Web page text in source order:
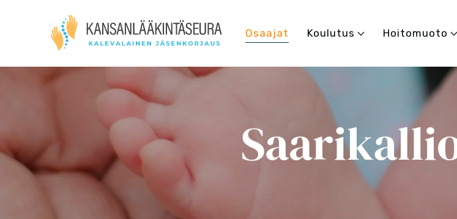
Osaajat Koulutus Hoitomuoto